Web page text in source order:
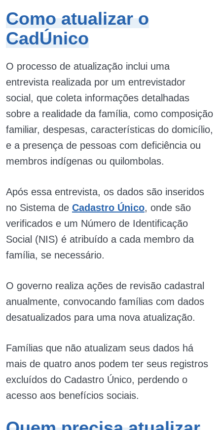
Como atualizar o
CadÚnico
O processo de atualização inclui uma
entrevista realizada por um entrevistador
social, que coleta informações detalhadas
sobre a realidade da família, como composição
familiar, despesas, características do domicílio,
e a presença de pessoas com deficiência ou
membros indígenas ou quilombolas.
Após essa entrevista, os dados são inseridos
no Sistema de Cadastro Único, onde são
verificados e um Número de Identificação
Social (NIS) é atribuído a cada membro da
família, se necessário​.
O governo realiza ações de revisão cadastral
anualmente, convocando famílias com dados
desatualizados para uma nova atualização.
Famílias que não atualizam seus dados há
mais de quatro anos podem ter seus registros
excluídos do Cadastro Único, perdendo o
acesso aos benefícios sociais.